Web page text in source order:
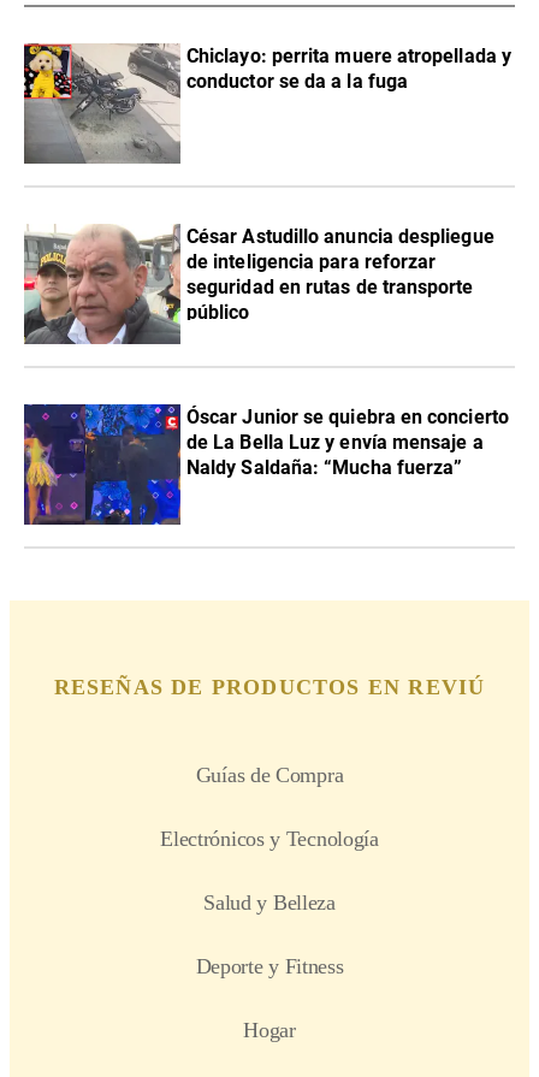
Chiclayo: perrita muere atropellada y
conductor se da a la fuga
César Astudillo anuncia despliegue
de inteligencia para reforzar
seguridad en rutas de transporte
público
Óscar Junior se quiebra en concierto
de La Bella Luz y envía mensaje a
Naldy Saldaña: “Mucha fuerza”